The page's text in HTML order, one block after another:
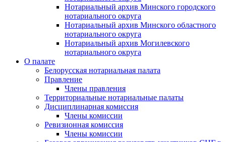
Нотариальный архив Минского городского
нотариального округа
Нотариальный архив Минского областного
нотариального округа
Нотариальный архив Могилевского
нотариального округа
О палате
Белорусская нотариальная палата
Правление
Члены правления
Территориальные нотариальные палаты
Дисциплинарная комиссия
Члены комиссии
Ревизионная комиссия
Члены комиссии